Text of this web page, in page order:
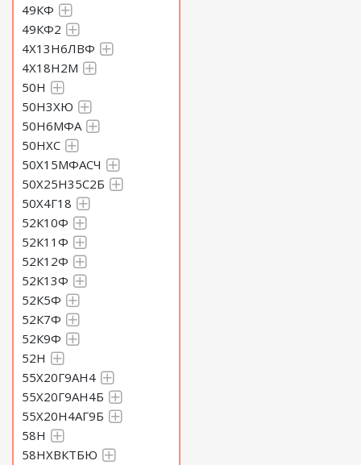
49КФ
49КФ2
4Х13Н6ЛВФ
4Х18Н2М
50Н
50Н3ХЮ
50Н6МФА
50НХС
50Х15МФАСЧ
50Х25Н35С2Б
50Х4Г18
52К10Ф
52К11Ф
52К12Ф
52К13Ф
52К5Ф
52К7Ф
52К9Ф
52Н
55Х20Г9АН4
55Х20Г9АН4Б
55Х20Н4АГ9Б
58Н
58НХВКТБЮ